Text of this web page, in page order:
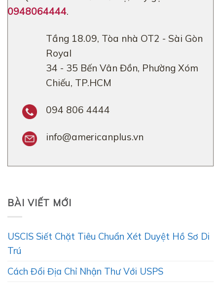
0948064444.
Tầng 18.09, Tòa nhà OT2 - Sài Gòn
Royal
34 - 35 Bến Vân Đồn, Phường Xóm
Chiếu, TP.HCM
094 806 4444
info@americanplus.vn
BÀI VIẾT MỚI
USCIS Siết Chặt Tiêu Chuẩn Xét Duyệt Hồ Sơ Di
Trú
Cách Đổi Địa Chỉ Nhận Thư Với USPS